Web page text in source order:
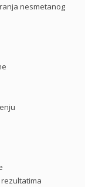
nesmetanog